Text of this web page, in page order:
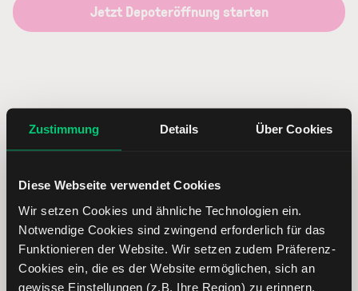
Zustimmung Details Über Cookies
Diese Webseite verwendet Cookies
Wir setzen Cookies und ähnliche Technologien ein.
Notwendige Cookies sind zwingend erforderlich für das
Funktionieren der Website. Wir setzen zudem Präferenz-
Cookies ein, die es der Website ermöglichen, sich an
gewisse Einstellungen (z.B. Ihre Region) zu erinnern.
Jetzt Depoteröffnung starten
Unsere Produkte
Der Online Broker mit allen
wichtigen Produkten und
Handelsklassen
Mit einem Depotkonto über LYNX ist der Wertpapierhandel